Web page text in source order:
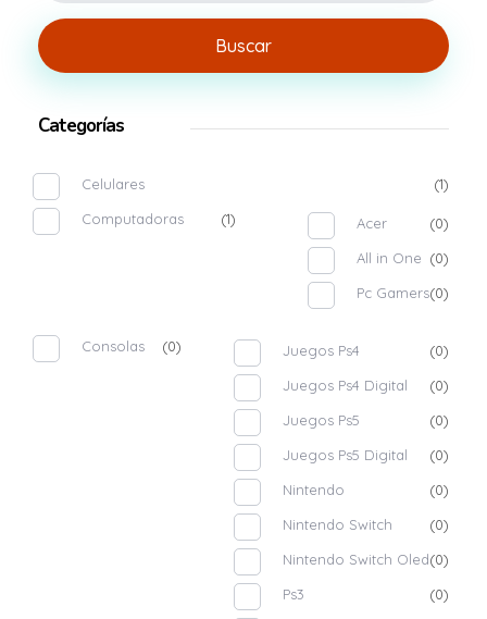
Buscar
Categorías
Celulares
(1)
Computadoras
(1) Acer
(0)
All in One (0)
Pc Gamers(0)
Consolas (0) Juegos Ps4
(0)
Juegos Ps4 Digital
(0)
Juegos Ps5
(0)
Juegos Ps5 Digital
(0)
Nintendo
(0)
Nintendo Switch
(0)
Nintendo Switch Oled(0)
Ps3
(0)